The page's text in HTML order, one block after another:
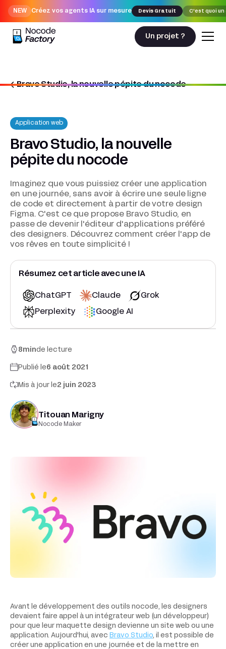
NEW Créez vos agents IA sur mesure Devis Gratuit C'est quoi un
Un projet ?
Bravo Studio, la nouvelle pépite du nocode
Nocodefactory
Application Web
Application web
Bravo Studio, la nouvelle
pépite du nocode
Imaginez que vous puissiez créer une application
en une journée, sans avoir à écrire une seule ligne
de code et directement à partir de votre design
Figma. C'est ce que propose Bravo Studio, en
passe de devenir l'éditeur d'applications préféré
des designers. Découvrez comment créer l'app de
vos rêves en toute simplicité !
Résumez cet article avec une IA
ChatGPT Claude Grok
Perplexity Google AI
8minde lecture
Publié le6 août 2021
Mis à jour le2 juin 2023
Titouan Marigny
Nocode Maker
Avant le développement des outils nocode, les designers
devaient faire appel à un intégrateur web (un développeur)
pour que leur maquette design devienne un site web ou une
application. Aujourd'hui, avec Bravo Studio, il est possible de
créer une application en une journée et de la mettre en